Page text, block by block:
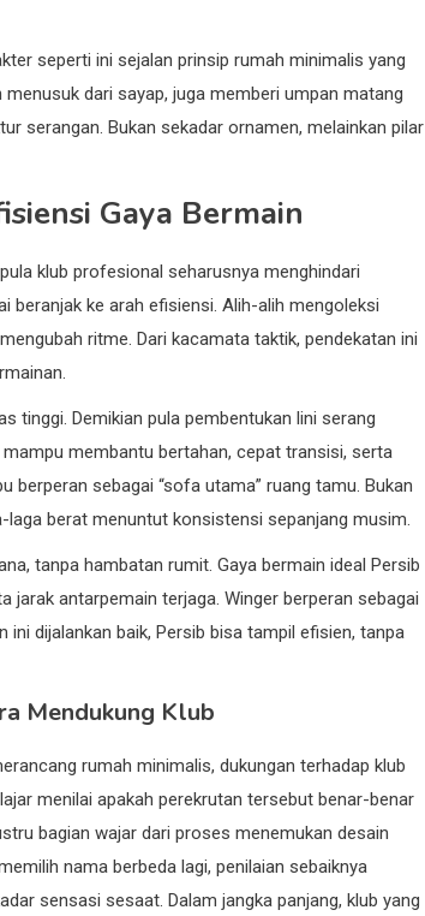
seperti ini sejalan prinsip rumah minimalis yang
dari sayap, juga memberi umpan matang
serangan. Bukan sekadar ornamen, melainkan pilar
Gaya Bermain
klub profesional seharusnya menghindari
beranjak ke arah efisiensi. Alih-alih mengoleksi
ritme. Dari kacamata taktik, pendekatan ini
tinggi. Demikian pula pembentukan lini serang
membantu bertahan, cepat transisi, serta
berperan sebagai “sofa utama” ruang tamu. Bukan
laga berat menuntut konsistensi sepanjang musim.
tanpa hambatan rumit. Gaya bermain ideal Persib
antarpemain terjaga. Winger berperan sebagai
dijalankan baik, Persib bisa tampil efisien, tanpa
Mendukung Klub
rumah minimalis, dukungan terhadap klub
menilai apakah perekrutan tersebut benar-benar
bagian wajar dari proses menemukan desain
nama berbeda lagi, penilaian sebaiknya
sensasi sesaat. Dalam jangka panjang, klub yang